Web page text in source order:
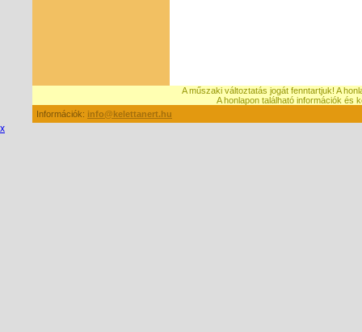
A műszaki változtatás jogát fenntartjuk! A
A honlapon található információk és
Információk: info@kelettanert.hu
x